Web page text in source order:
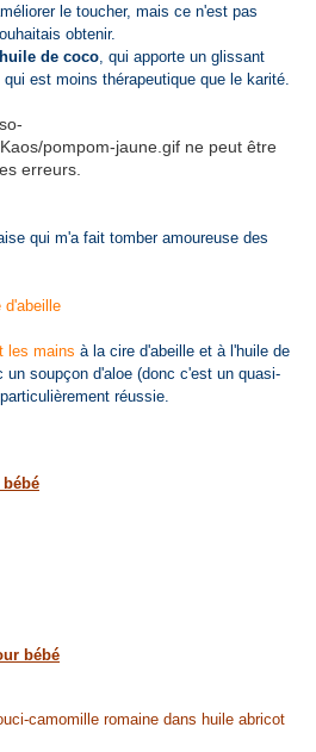
le toucher, mais ce n'est pas
obtenir.
huile de coco, qui apporte un glissant
est moins thérapeutique que le karité.
qui m'a fait tomber amoureuse des
d'abeille
les mains à la cire d'abeille et à l'huile de
soupçon d'aloe (donc c'est un quasi-
réussie.
bébé
camomille romaine dans huile abricot